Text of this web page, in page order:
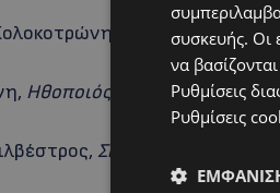
Σκηνοθέτης
Ηθοποιός, Σκηνοθέτις
Σκηνοθέτης,
συσκευής. Οι
να
Ρυθμίσεις
Ρυθμίσεις